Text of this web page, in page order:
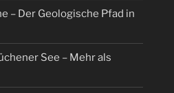
– Der Geologische Pfad in
See – Mehr als